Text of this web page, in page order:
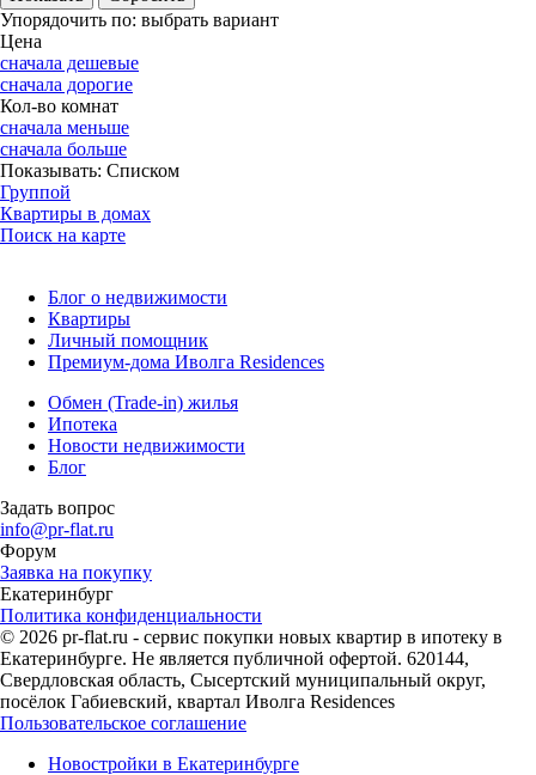
Упорядочить по: выбрать вариант
Цена
сначала дешевые
сначала дорогие
Кол-во комнат
сначала меньше
сначала больше
Показывать: Списком
Группой
Квартиры в домах
Поиск на карте
Блог о недвижимости
Квартиры
Личный помощник
Премиум-дома Иволга Residences
Обмен (Trade-in) жилья
Ипотека
Новости недвижимости
Блог
Задать вопрос
info@pr-flat.ru
Форум
Заявка на покупку
Екатеринбург
Политика конфиденциальности
© 2026 pr-flat.ru - сервис покупки новых квартир в ипотеку в
Екатеринбурге. Не является публичной офертой. 620144,
Свердловская область, Сысертский муниципальный округ,
посёлок Габиевский, квартал Иволга Residences
Пользовательское соглашение
Новостройки в Екатеринбурге